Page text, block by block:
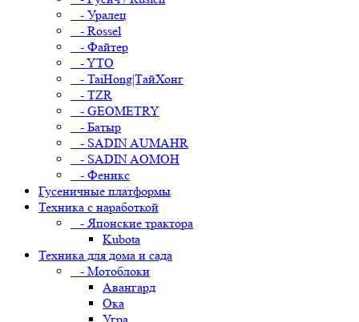
- Уралец
- Rossel
- Файтер
- YTO
- TaiHong|ТайХонг
- TZR
- GEOMETRY
- Батыр
- SADIN AUMAHR
- SADIN AOMOH
- Феникс
Гусеничные платформы
Техника с наработкой
- Японские трактора
Kubota
Техника для дома и сада
- Мотоблоки
Авангард
Ока